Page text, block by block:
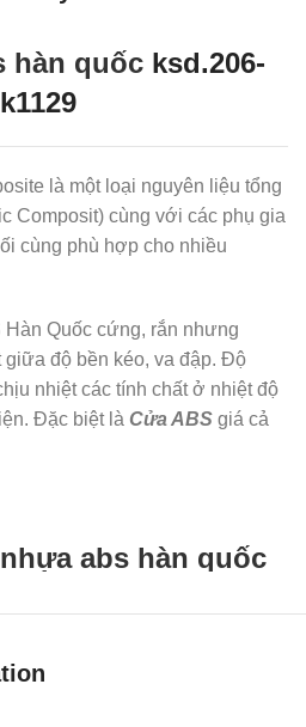
hàn quốcksd.206-
k1129
là một loại nguyên liệu tổng
Composit) cùng với các phụ gia
cùng phù hợp cho nhiều
Quốc cứng, rắn nhưng
giữa độ bền kéo, va đập. Độ
nhiệt các tính chất ở nhiệt độ
Đặc biệt là Cửa ABS giá cả
abs hàn quốc
5 Lớp